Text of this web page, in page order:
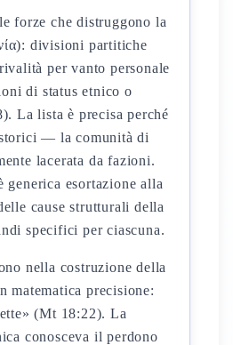
forze che distruggono la
divisioni partitiche
per vanto personale
di status etnico o
La lista è precisa perché
— la comunità di
lacerata da fazioni.
generica esortazione alla
cause strutturali della
specifici per ciascuna.
nella costruzione della
matematica precisione:
(Mt 18:22). La
conosceva il perdono